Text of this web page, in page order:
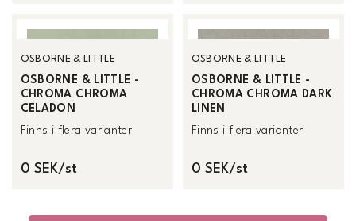
OSBORNE & LITTLE
OSBORNE & LITTLE -
CHROMA CHROMA
CELADON
Finns i flera varianter
0 SEK/st
OSBORNE & LITTLE
OSBORNE & LITTLE -
CHROMA CHROMA DARK
LINEN
Finns i flera varianter
0 SEK/st